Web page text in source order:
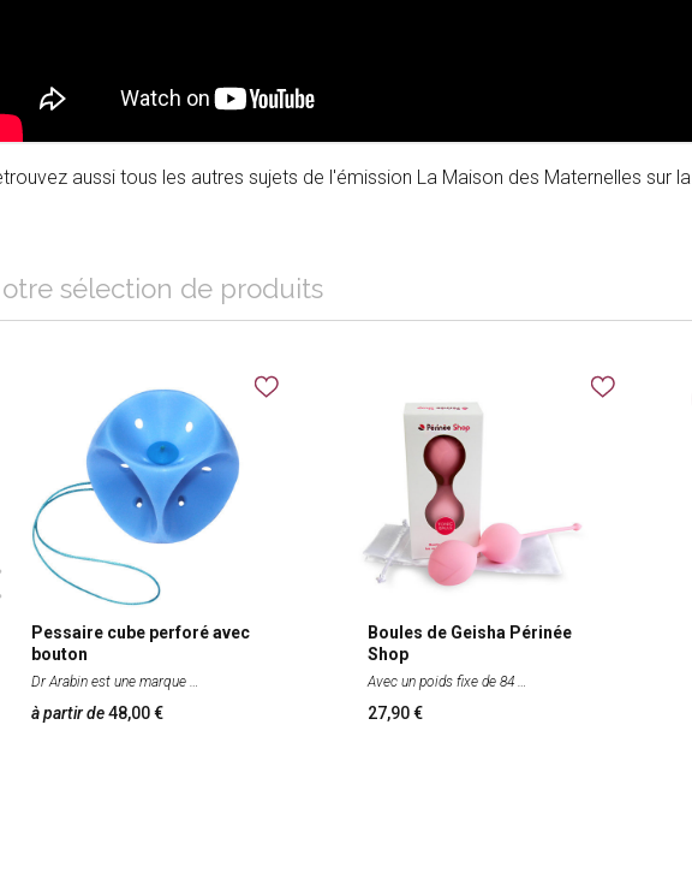
aussi tous les autres sujets de l'émission La Maison des Maternelles sur la
sélection de produits
Pessaire cube perforé avec
bouton
Dr Arabin est une marque
à partir de48,00
Boules de Geisha Périnée
Shop
Avec un poids fixe de 84
27,90